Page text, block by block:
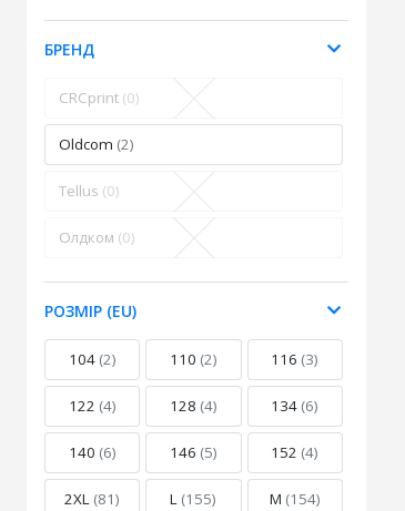
БРЕНД
CRCprint (0)
Oldcom (2)
Tellus (0)
Олдком (0)
РОЗМІР (EU)
104 (2) 110 (2) 116 (3)
122 (4) 128 (4) 134 (6)
140 (6) 146 (5) 152 (4)
2XL (81) L (155) M (154)